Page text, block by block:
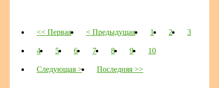
<< Первая < Предыдущая 1 2 3
4 5 6 7 8 9 10
Следующая > Последняя >>